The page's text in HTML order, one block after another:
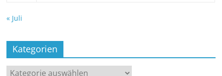
« Juli
Kategorien
Kategorien